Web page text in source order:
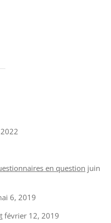
en question juin
6, 2019
février 12, 2019